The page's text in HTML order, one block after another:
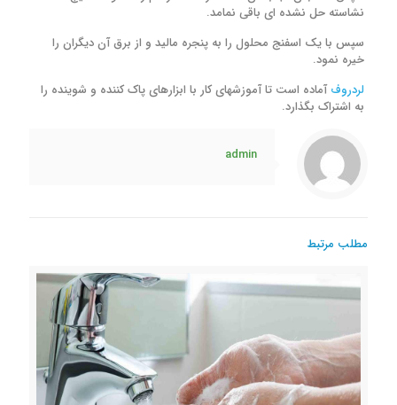
نشاسته حل نشده ای باقی نمامد.
سپس با یک اسفنج محلول را به پنجره مالید و از برق آن دیگران را
خیره نمود.
لردروفآماده است تا آموزشهای کار با ابزارهای پاک کننده و شوینده را
به اشتراک بگذارد.
admin
مطلب مرتبط